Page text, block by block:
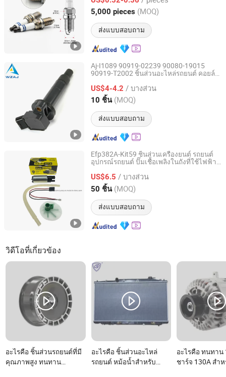
5,000 pieces (MOQ)
ส่งแบบสอบถาม
Hunan, China อัตราจาก 2025
Aj-I1089 90919-02239 90080-19015
90919-T2002 ชิ้นส่วนอะไหล่รถยนต์ คอยล์
US$4-4.2 / บางส่วน
10 ชิ้น (MOQ)
ส่งแบบสอบถาม
Wenzhou Ao-Jun Auto Parts Co., Ltd.
Zhejiang, China อัตราจาก 2021
Efp382A-Kit59 ชิ้นส่วนเครื่องยนต์ รถยนต์
อุปกรณ์รถยนต์ ปั๊มเชื้อเพลิงในถังที่ใช้ไฟฟ้า
0580453465 244e E2364pkmpfi P25rk
US$6.5 / บางส่วน
50 ชิ้น (MOQ)
ส่งแบบสอบถาม
ZHEJIANG MASTER INJECTION SYSTEM CO., LTD.
Zhejiang, China อัตราจาก 2020
วิดีโอที่เกี่ยวข้อง
อะไรคือ ชิ้นส่วนรถยนต์ที่มี
คุณภาพสูง ทนทาน
อะไรคือ ชิ้นส่วนอะไหล่
รถยนต์ หม้อน้ำสำหรับ
อะไรคือ ทนทาน
ชาร์จ 130A สำ